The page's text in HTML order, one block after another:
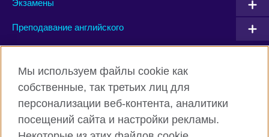
Экзамены
Преподавание английского
Facebook Twitter
Instagram YouTube
Мы используем файлы cookie как
собственные, так третьих лиц для
персонализации веб-контента, аналитики
посещений сайта и настройки рекламы.